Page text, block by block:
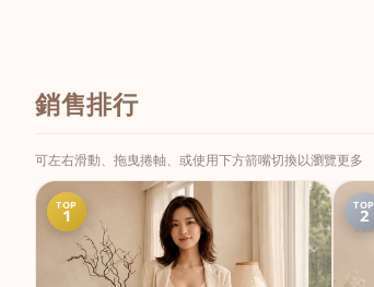
銷售排行
可左右滑動、拖曳捲軸、或使用下方箭嘴切換以瀏覽更多
TOP
1 TOP
2